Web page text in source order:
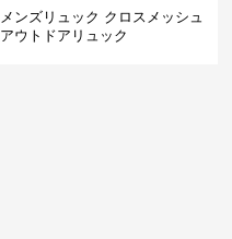
メンズリュック クロスメッシュ
アウトドアリュック